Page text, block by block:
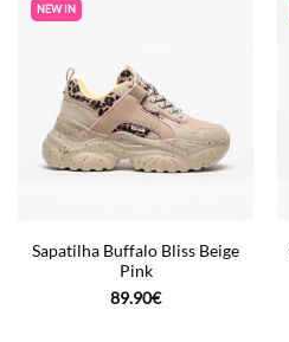
NEW IN
Sapatilha Buffalo Bliss Beige
Pink
89.90€